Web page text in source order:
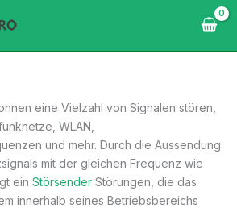
eine Vielzahl von Signalen stören,
WLAN,
und mehr. Durch die Aussendung
mit der gleichen Frequenz wie
ein Störsender Störungen, die das
innerhalb seines Betriebsbereichs